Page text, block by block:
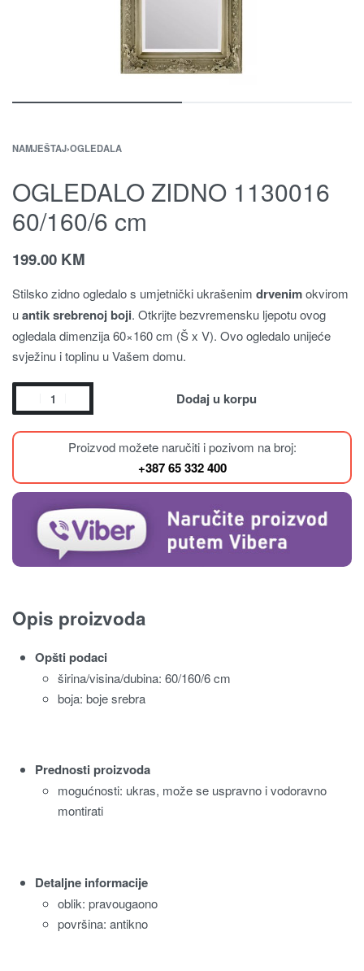
NAMJEŠTAJ›OGLEDALA
OGLEDALO ZIDNO 1130016
60/160/6 cm
199.00 KM
Stilsko zidno ogledalo s umjetnički ukrašenim drvenimokvirom
uantik srebrenoj boji. Otkrijte bezvremensku ljepotu ovog
ogledala dimenzija 60×160 cm (Š x V). Ovo ogledalo unijeće
svježinu i toplinu u Vašem domu.
Dodaj u korpu
Proizvod možete naručiti i pozivom na broj:
+387 65 332 400
Opis proizvoda
Opšti podaci
širina/visina/dubina: 60/160/6 cm
boja: boje srebra
Prednosti proizvoda
mogućnosti: ukras, može se uspravno i vodoravno
montirati
Detaljne informacije
oblik: pravougaono
površina: antikno